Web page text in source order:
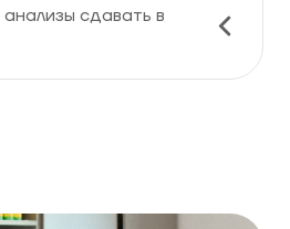
сдавать в